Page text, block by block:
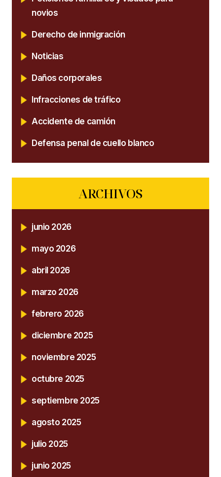
novios
Derecho de inmigración
Noticias
Daños corporales
Infracciones de tráfico
Accidente de camión
Defensa penal de cuello blanco
ARCHIVOS
junio 2026
mayo 2026
abril 2026
marzo 2026
febrero 2026
diciembre 2025
noviembre 2025
octubre 2025
septiembre 2025
agosto 2025
julio 2025
junio 2025